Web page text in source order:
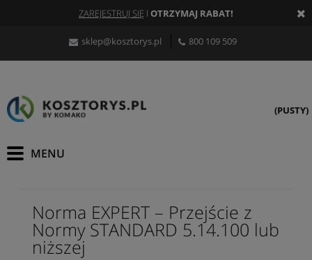
ZAREJESTRUJ SIĘ I OTRZYMAJ RABAT!
sklep@kosztorys.pl 800 109 509
(PUSTY)
Norma EXPERT – Przejście z
Normy STANDARD 5.14.100 lub
niższej